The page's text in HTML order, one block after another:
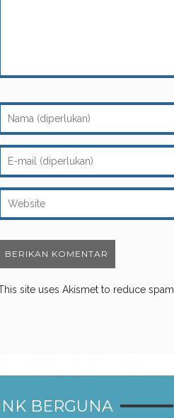
site uses Akismet to reduce spam.
BERGUNA